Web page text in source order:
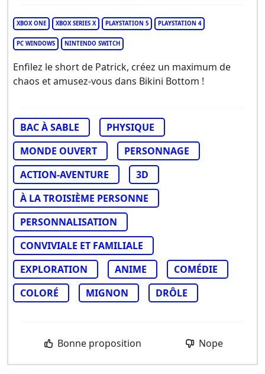
XBOX ONE XBOX SERIES X PLAYSTATION 5 PLAYSTATION 4
PC WINDOWS NINTENDO SWITCH
Enfilez le short de Patrick, créez un maximum de
chaos et amusez-vous dans Bikini Bottom !
BAC À SABLE
PHYSIQUE
MONDE OUVERT
PERSONNAGE
ACTION-AVENTURE
3D
À LA TROISIÈME PERSONNE
PERSONNALISATION
CONVIVIALE ET FAMILIALE
EXPLORATION
ANIME
COMÉDIE
COLORÉ
MIGNON DRÔLE
Bonne proposition Nope